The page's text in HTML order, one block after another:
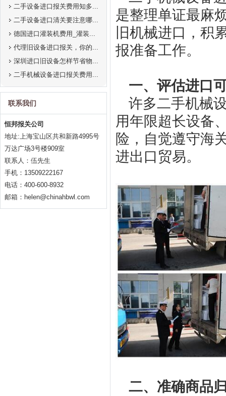
二手设备进口报关费用知多...
二手设备进口清关要注意哪...
德国进口灌装机费用_灌装...
代理旧设备进口报关，你的...
深圳进口旧设备怎样节省物...
二手机械设备进口报关费用...
联系我们
恒邦报关公司
地址:上海宝山区共和新路4995号
万达广场3号楼909室
联系人：伍先生
手机：13509222167
电话：400-600-8932
邮箱：helen@chinahbwl.com
是整理单证最麻
旧机械进口，积
报准备工作。
一、评估进口
许多二手机械
用年限超长设备
险，自觉遵守海
进出口贸易。
二、准确商品